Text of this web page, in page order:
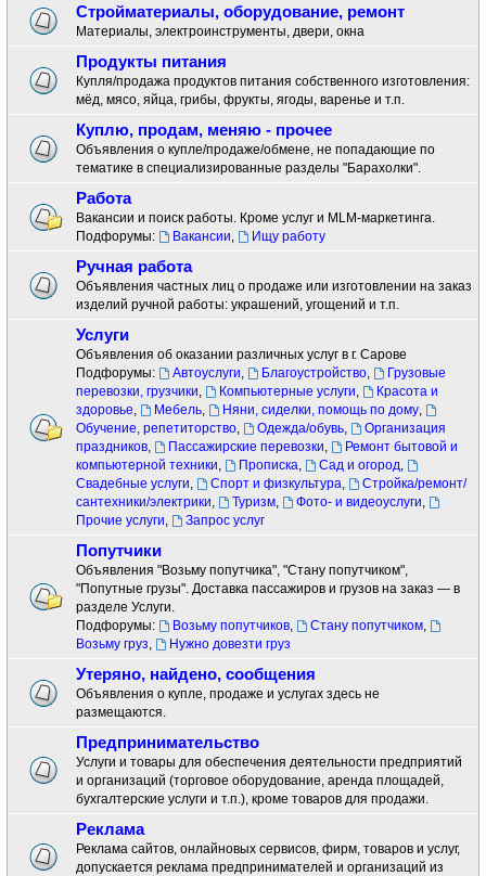
Стройматериалы, оборудование, ремонт
Материалы, электроинструменты, двери, окна
Продукты питания
Купля/продажа продуктов питания собственного изготовления:
мёд, мясо, яйца, грибы, фрукты, ягоды, варенье и т.п.
Куплю, продам, меняю - прочее
Объявления о купле/продаже/обмене, не попадающие по
тематике в специализированные разделы "Барахолки".
Работа
Вакансии и поиск работы. Кроме услуг и MLM-маркетинга.
Подфорумы:
Вакансии, Ищу работу
Ручная работа
Объявления частных лиц о продаже или изготовлении на заказ
изделий ручной работы: украшений, угощений и т.п.
Услуги
Объявления об оказании различных услуг в г. Сарове
Подфорумы:
Автоуслуги, Благоустройство,
Грузовые
перевозки, грузчики, Компьютерные услуги,
Красота и
здоровье, Мебель, Няни, сиделки, помощь по дому,
Обучение, репетиторство, Одежда/обувь,
Организация
праздников, Пассажирские перевозки,
Ремонт бытовой и
компьютерной техники, Прописка, Сад и огород,
Свадебные услуги, Спорт и физкультура,
Стройка/ремонт/
сантехники/электрики, Туризм, Фото- и видеоуслуги,
Прочие услуги, Запрос услуг
Попутчики
Объявления "Возьму попутчика", "Стану попутчиком",
"Попутные грузы". Доставка пассажиров и грузов на заказ — в
разделе Услуги.
Подфорумы:
Возьму попутчиков, Стану попутчиком,
Возьму груз, Нужно довезти груз
Утеряно, найдено, сообщения
Объявления о купле, продаже и услугах здесь не
размещаются.
Предпринимательство
Услуги и товары для обеспечения деятельности предприятий
и организаций (торговое оборудование, аренда площадей,
бухгалтерские услуги и т.п.), кроме товаров для продажи.
Реклама
Реклама сайтов, онлайновых сервисов, фирм, товаров и услуг,
допускается реклама предпринимателей и организаций из